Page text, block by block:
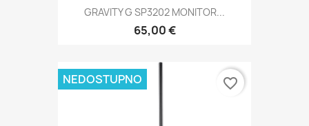
GRAVITY G SP3202 MONITOR...
65,00 €
NEDOSTUPNO favorite_border